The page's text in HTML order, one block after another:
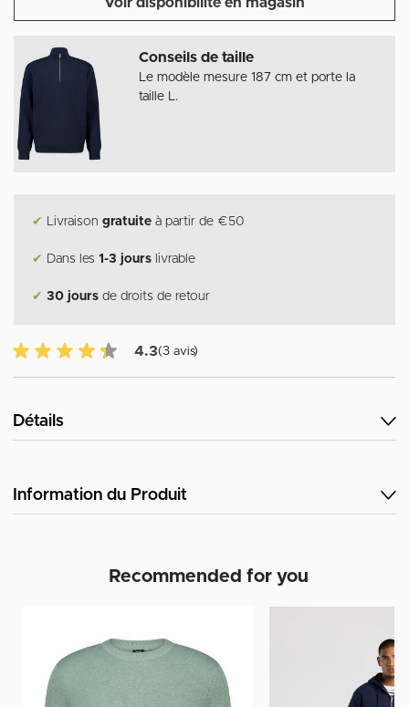
Conseils de taille
Le modèle mesure 187 cm et porte la
taille L.
✔ Livraison gratuite à partir de €50
✔ Dans les 1-3 jours livrable
✔ 30 jours de droits de retour
4.3 sur 5 avis des clients
4.3(3 avis)
Détails
Information du Produit
Recommended for you